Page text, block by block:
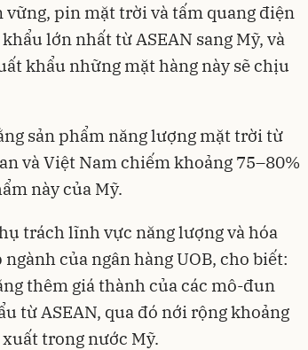
pin mặt trời và tấm quang điện
lớn nhất từ ASEAN sang Mỹ, và
khẩu những mặt hàng này sẽ chịu
sản phẩm năng lượng mặt trời từ
và Việt Nam chiếm khoảng 75–80%
này của Mỹ.
trách lĩnh vực năng lượng và hóa
của ngân hàng UOB, cho biết:
thêm giá thành của các mô-đun
từ ASEAN, qua đó nới rộng khoảng
trong nước Mỹ.